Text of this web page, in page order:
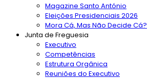
Magazine Santo António
Eleições Presidenciais 2026
Mora Cá, Mas Não Decide Cá?
Junta de Freguesia
Executivo
Competências
Estrutura Orgânica
Reuniões do Executivo